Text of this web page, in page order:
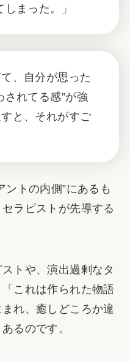
まった。」
、自分が思った
されてる感”が強
と、それがすご
ントの内側”にあるも
ラピストが先導する
トや、演出過剰なタ
これは作られた物語
れ、癒しどころか違
るのです。